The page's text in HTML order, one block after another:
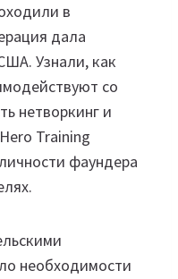
в
дала
Узнали, как
со
нетворкинг и
Training
фаундера
необходимости